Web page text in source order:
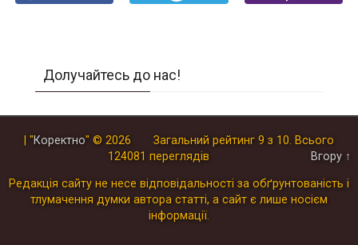
Поділитися
Поділитися
Долучайтесь до нас!
| "Коректно" © 2026 Загальний рейтинг 9 з 10. Всього
124081 переглядів Вгору ↑
Редакція сайту не несе відповідальності за обґрунтованість і
тлумачення думки автора статті, а сайт є лише носієм
інформації.